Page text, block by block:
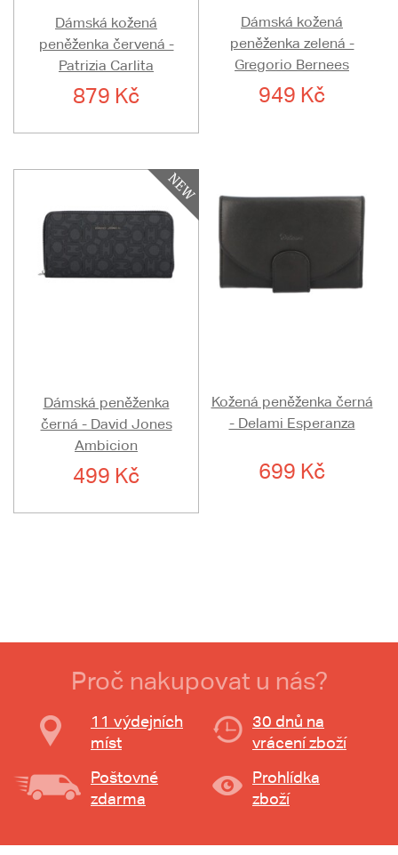
Dámská kožená
peněženka červená -
Patrizia Carlita
879 Kč
Dámská kožená
peněženka zelená -
Gregorio Bernees
949 Kč
Dámská peněženka
černá - David Jones
Ambicion
499 Kč
Kožená peněženka černá
- Delami Esperanza
699 Kč
Proč nakupovat u nás?
11 výdejních
míst
30 dnů na
vrácení zboží
Poštovné
zdarma
Prohlídka
zboží